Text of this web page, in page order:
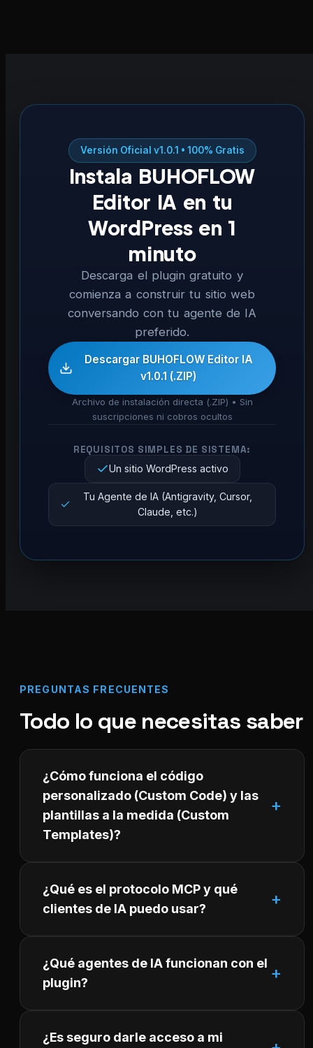
Versión Oficial v1.0.1 • 100% Gratis
Instala BUHOFLOW
Editor IA en tu
WordPress en 1
minuto
Descarga el plugin gratuito y
comienza a construir tu sitio web
conversando con tu agente de IA
preferido.
Descargar BUHOFLOW Editor IA
v1.0.1 (.ZIP)
Archivo de instalación directa (.ZIP) • Sin
suscripciones ni cobros ocultos
REQUISITOS SIMPLES DE SISTEMA:
Un sitio WordPress activo
Tu Agente de IA (Antigravity, Cursor,
Claude, etc.)
PREGUNTAS FRECUENTES
Todo lo que necesitas saber
¿Cómo funciona el código
personalizado (Custom Code) y las
plantillas a la medida (Custom
Templates)?
¿Qué es el protocolo MCP y qué
clientes de IA puedo usar?
¿Qué agentes de IA funcionan con el
plugin?
¿Es seguro darle acceso a mi